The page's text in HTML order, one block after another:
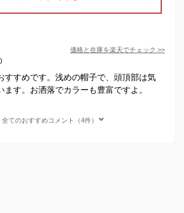
価格と在庫を楽天でチェック >>
すすめです。浅めの帽子で、頭頂部は気
ます。お洒落でカラーも豊富ですよ。
全てのおすすめコメント（4件）